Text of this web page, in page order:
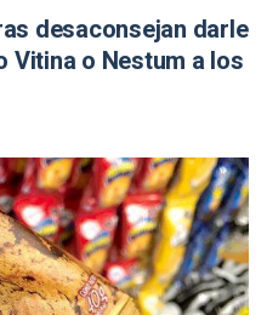
desaconsejan darle
Vitina o Nestum a los